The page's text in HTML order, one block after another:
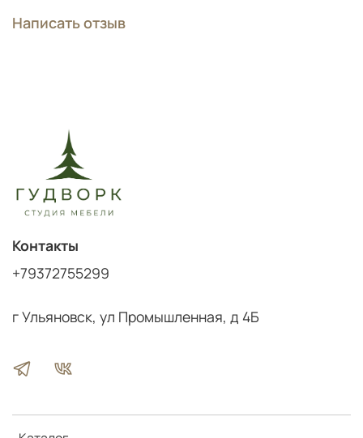
стяжками в любой конфигурации.
Написать отзыв
Контакты
+79372755299
г Ульяновск, ул Промышленная, д 4Б